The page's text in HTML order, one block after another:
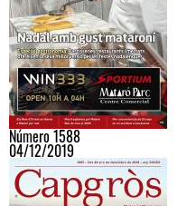
Número 1588
04/12/2019